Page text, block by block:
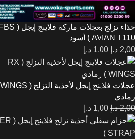
حذاء تزلج بعجلات ماركة فلاينج إيجل ( FBS
AVIAN T110 ) أسود
2,00 د.إ 1,00 د.إ
رمادي
2,00 د.إ 1,00 د.إ